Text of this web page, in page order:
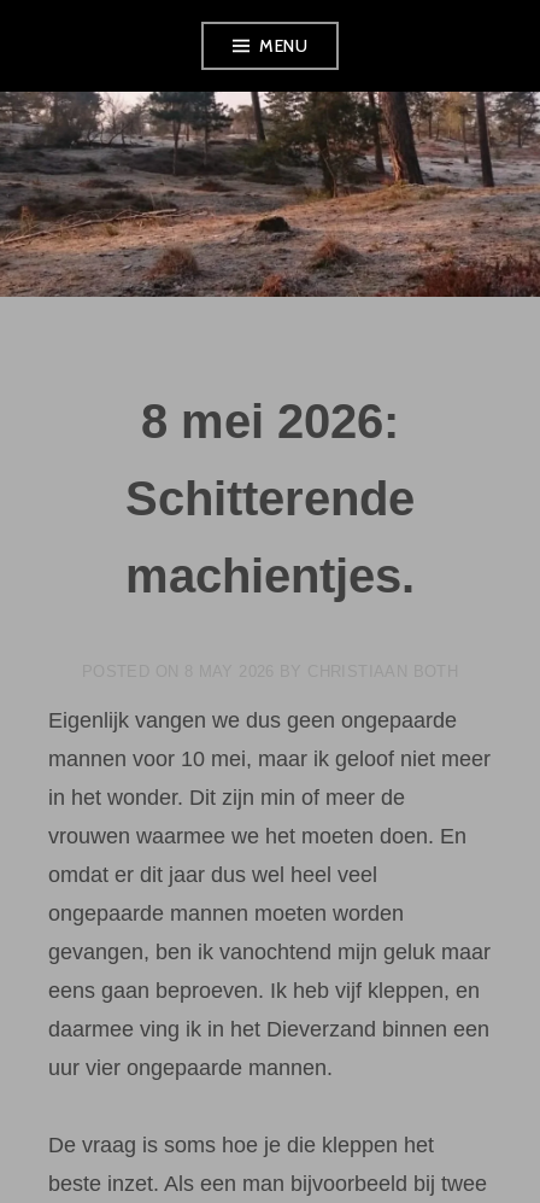
content
MENU
8 mei 2026:
Schitterende
machientjes.
Eigenlijk vangen we dus geen ongepaarde
mannen voor 10 mei, maar ik geloof niet meer
in het wonder. Dit zijn min of meer de
vrouwen waarmee we het moeten doen. En
omdat er dit jaar dus wel heel veel
ongepaarde mannen moeten worden
gevangen, ben ik vanochtend mijn geluk maar
eens gaan beproeven. Ik heb vijf kleppen, en
daarmee ving ik in het Dieverzand binnen een
uur vier ongepaarde mannen.
De vraag is soms hoe je die kleppen het
beste inzet. Als een man bijvoorbeeld bij twee